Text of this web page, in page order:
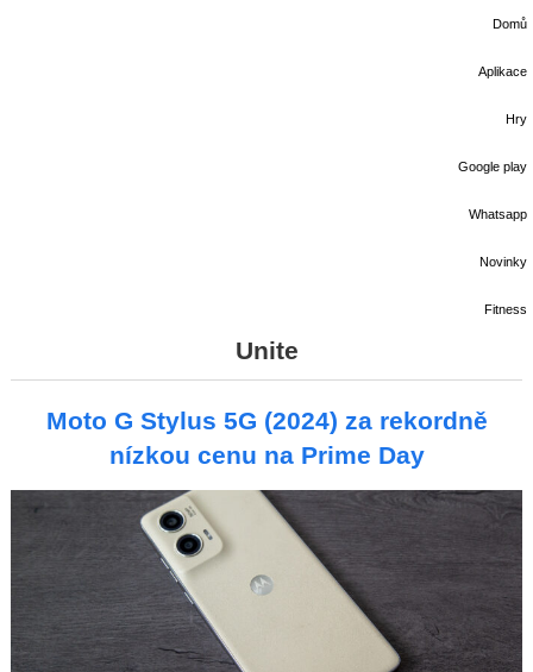
Domů
Aplikace
Hry
Google play
Whatsapp
Novinky
Fitness
Unite
Moto G Stylus 5G (2024) za rekordně
nízkou cenu na Prime Day